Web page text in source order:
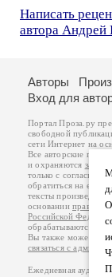
Написать
автора Андрей
Авторы
Вход для
Портал Проза.ру
свободной
сети Интернет на
Все авторские права
и охраняются законом
только с согласия
обратиться на его
тексты
основанииправил
Российской
обрабатываются на
Вы также можете
связаться с
Ежедневная